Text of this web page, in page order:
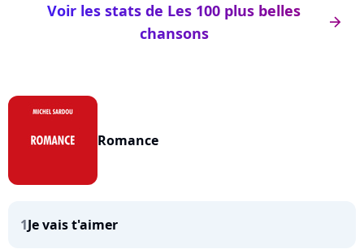
arrow_right
Voir les stats de Les 100 plus belles
chansons
Romance
1Je vais t'aimer